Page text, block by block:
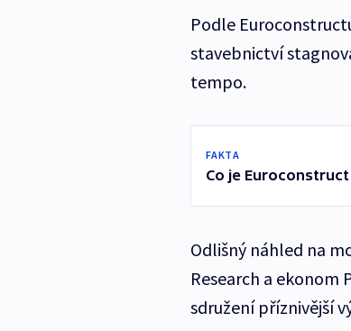
Podle
stavebnictví
tempo.
FAKTA
Co je Euroconstruct
Odlišný náhled na
Research a
sdružení příznivější